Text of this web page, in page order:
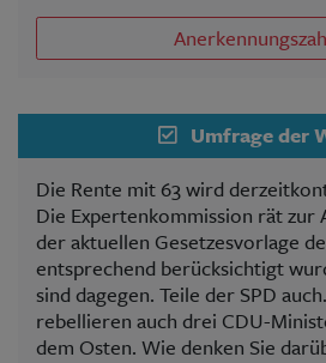
Umfrage der
Die Rente mit 63 wird
Die Expertenkommission rät zur
der aktuellen Gesetzesvorlage
entsprechend berücksichtigt
sind dagegen. Teile der SPD
rebellieren auch drei CDU-
dem Osten. Wie denken Sie